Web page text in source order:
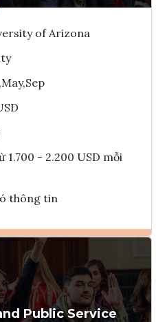
of Arizona
1.700 - 2.200 USD mỗi
thông tin
Ghi danh
Tham vấn Interlink
Public Service